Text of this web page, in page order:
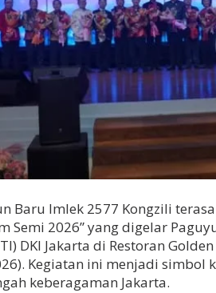
Baru Imlek 2577 Kongzili
Semi 2026” yang digelar
DKI Jakarta di Restoran
Kegiatan ini menjadi simbol
keberagaman Jakarta.